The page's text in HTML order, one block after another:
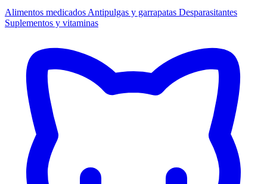
Alimentos medicados Antipulgas y garrapatas Desparasitantes
Suplementos y vitaminas